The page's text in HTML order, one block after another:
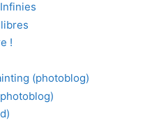
!
(photoblog)